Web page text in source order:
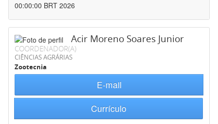
00:00:00 BRT 2026
Acir Moreno Soares Junior
COORDENADOR(A)
CIÊNCIAS AGRÁRIAS
Zootecnia
E-mail
Currículo